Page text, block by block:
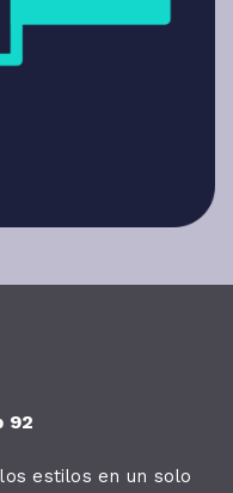
92
estilos en un solo